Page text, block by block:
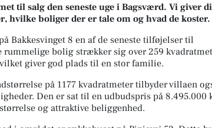
til salg den seneste uge i Bagsværd. Vi giver
hvilke boliger der er tale om og hvad de koster.
Bakkesvinget 8 en af de seneste tilføjelser til
rummelige bolig strækker sig over 259
giver god plads til en stor familie.
på 1177 kvadratmeter tilbyder villaen
Den er sat til en udbudspris på 8.495.000
og attraktive beliggenhed.